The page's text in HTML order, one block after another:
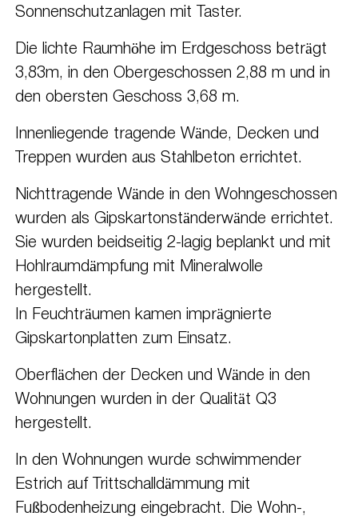
Sonnenschutzanlagen mit Taster.
Die lichte Raumhöhe im Erdgeschoss beträgt
3,83m, in den Obergeschossen 2,88 m und in
den obersten Geschoss 3,68 m.
Innenliegende tragende Wände, Decken und
Treppen wurden aus Stahlbeton errichtet.
Nichttragende Wände in den Wohngeschossen
wurden als Gipskartonständerwände errichtet.
Sie wurden beidseitig 2-lagig beplankt und mit
Hohlraumdämpfung mit Mineralwolle
hergestellt.
In Feuchträumen kamen imprägnierte
Gipskartonplatten zum Einsatz.
Oberflächen der Decken und Wände in den
Wohnungen wurden in der Qualität Q3
hergestellt.
In den Wohnungen wurde schwimmender
Estrich auf Trittschalldämmung mit
Fußbodenheizung eingebracht. Die Wohn-,